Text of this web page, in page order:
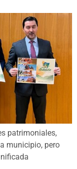
patrimoniales,
municipio, pero